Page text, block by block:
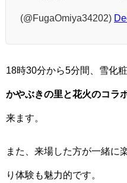
(@FugaOmiya34202)
18時30分から5分間、雪化粧
かやぶきの里と花火のコラ
来ます。
また、来場した方が一緒に
り体験も魅力的です。